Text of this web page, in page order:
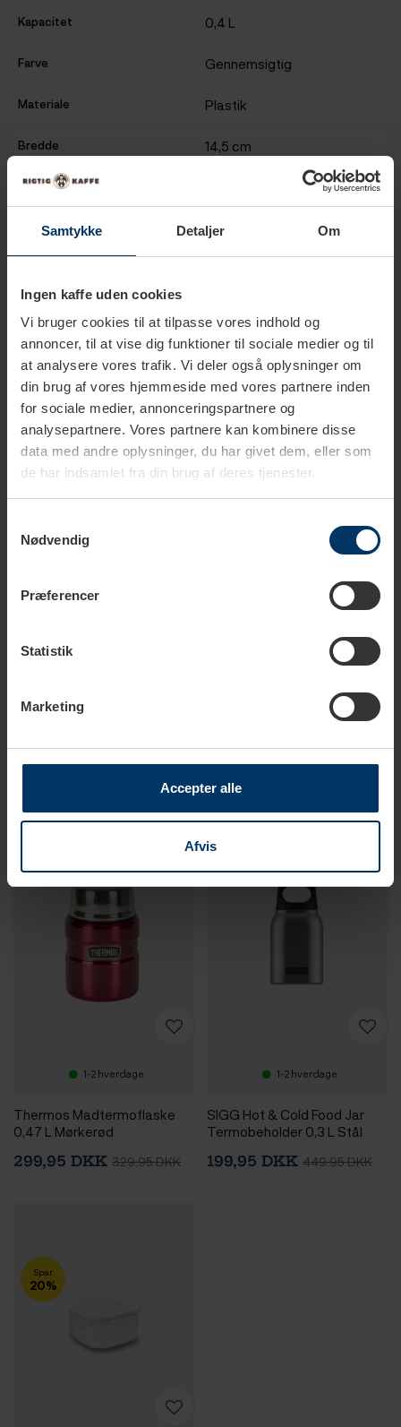
Samtykke Detaljer Om
Ingen kaffe uden cookies
Vi bruger cookies til at tilpasse vores indhold og
annoncer, til at vise dig funktioner til sociale medier og til
at analysere vores trafik. Vi deler også oplysninger om
din brug af vores hjemmeside med vores partnere inden
for sociale medier, annonceringspartnere og
analysepartnere. Vores partnere kan kombinere disse
data med andre oplysninger, du har givet dem, eller som
de har indsamlet fra din brug af deres tjenester.
Nødvendig
Præferencer
Statistik
Marketing
Accepter alle
Afvis
Kapacitet 0,4 L
Farve Gennemsigtig
Materiale Plastik
Bredde 14,5 cm
Højde
Dybde 9 cm
Produkter i samme kategori
Lyseblå
549,95 DKK
1-2 hverdage
Madtermoflaske 0,47 L
Mørkeblå
329,95 DKK
1-2 hverdage
Thermos Madtermoflaske
0,47 L Mørkerød
299,95 DKK 329,95 DKK
1-2 hverdage
SIGG Hot & Cold Food Jar
Termobeholder 0,3 L Stål
199,95 DKK 449,95 DKK
Spar
20%